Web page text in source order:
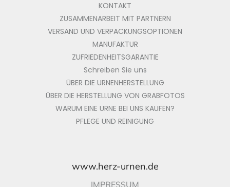
KONTAKT
ZUSAMMENARBEIT MIT PARTNERN
VERSAND UND VERPACKUNGSOPTIONEN
MANUFAKTUR
ZUFRIEDENHEITSGARANTIE
Schreiben Sie uns
ÜBER DIE URNENHERSTELLUNG
ÜBER DIE HERSTELLUNG VON GRABFOTOS
WARUM EINE URNE BEI UNS KAUFEN?
PFLEGE UND REINIGUNG
www.herz-urnen.de
IMPRESSUM